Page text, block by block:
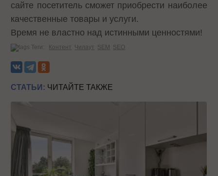
сайте посетитель сможет приобрести наиболее
качественные товары и услуги.
Время не властно над истинными ценностями!
Теги: Контент Чилаут SEM SEO
СТАТЬИ: ЧИТАЙТЕ ТАКЖЕ